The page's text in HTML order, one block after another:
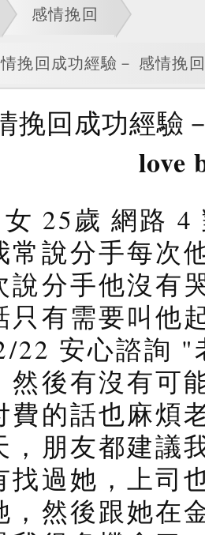
感情挽回
挽回成功經驗－ 感情挽
挽回成功經驗
love
25歲 網路
常說分手每次
說分手他沒有
只有需要叫他
22 安心諮詢 "
然後有沒有可
費的話也麻煩
，朋友都建議
找過她，上司
，然後跟她在